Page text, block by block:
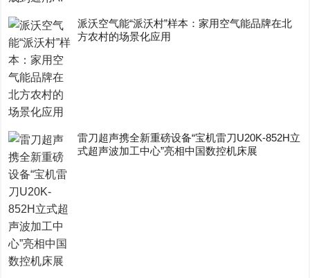
派沃空气能“派沃村”样本：家用空气能品牌在北
方农村的场景化应用
雷刀超声携全新重磅设备“宝机雷刀U20K-852H立
式超声波加工中心”亮相中国数控机床展